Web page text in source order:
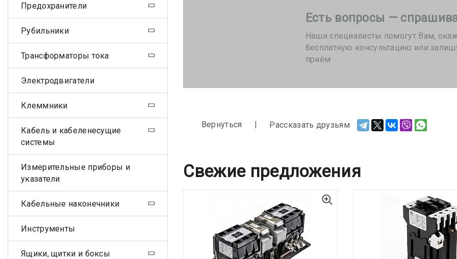
Есть вопросы —
Наши специалисты помогут Вам,
бесплатную консультацию или
приём
Вернуться Рассказать друзьям
Свежие предложения
Предохранители
Рубильники
Трансформаторы тока
Электродвигатели
Клеммники
Кабель и кабеленесущие
системы
Измерительные приборы и
указатели
Кабельные наконечники
Инструменты
Ящики, щитки и боксы